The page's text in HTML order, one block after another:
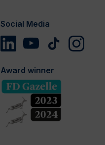
Social Media
Award winner